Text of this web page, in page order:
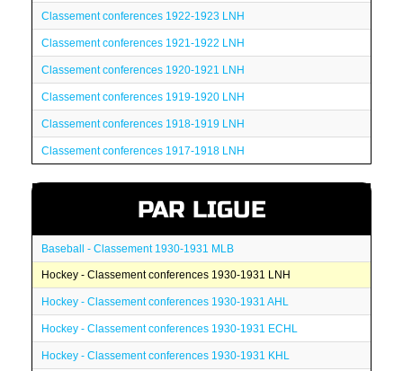
Classement conferences 1922-1923 LNH
Classement conferences 1921-1922 LNH
Classement conferences 1920-1921 LNH
Classement conferences 1919-1920 LNH
Classement conferences 1918-1919 LNH
Classement conferences 1917-1918 LNH
PAR LIGUE
Baseball - Classement 1930-1931 MLB
Hockey - Classement conferences 1930-1931 LNH
Hockey - Classement conferences 1930-1931 AHL
Hockey - Classement conferences 1930-1931 ECHL
Hockey - Classement conferences 1930-1931 KHL